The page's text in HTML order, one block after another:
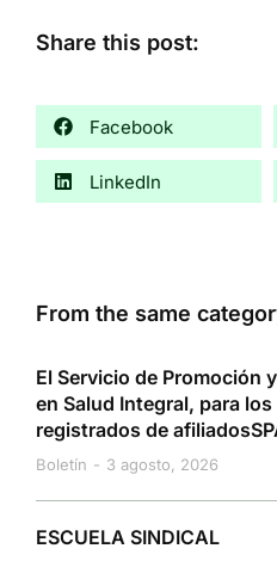
Share this post:
Facebook
LinkedIn
From the same
El Servicio de Promoción
en Salud Integral, para
registrados de
Boletín 3 agosto, 2026
ESCUELA SINDICAL